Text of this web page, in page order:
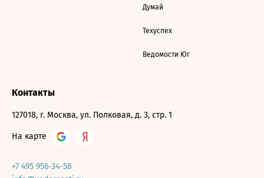
Думай
Техуспех
Ведомости Юг
Контакты
127018, г. Москва, ул. Полковая, д. 3, стр. 1
На карте
+7 495 956-34-58